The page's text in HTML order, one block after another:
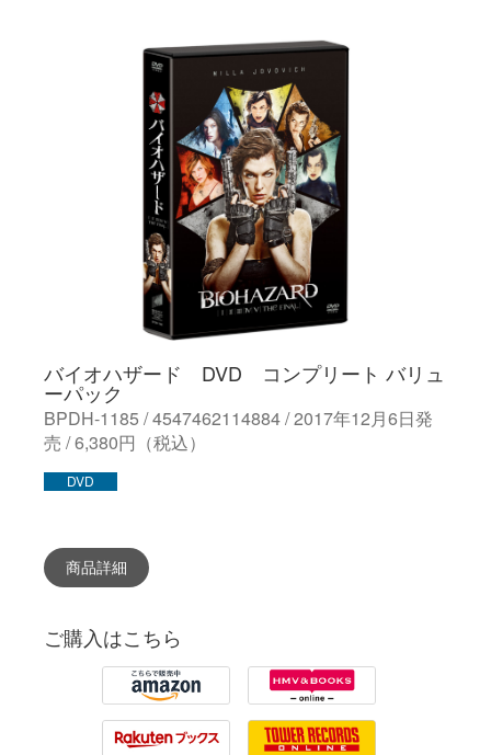
バイオハザード DVD コンプリート バリュ
ーパック
BPDH-1185 / 4547462114884 / 2017年12月6日発
売 / 6,380円（税込）
DVD
商品詳細
ご購入はこちら
Amazon HMV